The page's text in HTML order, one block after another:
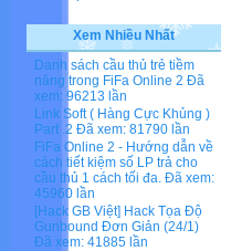
Xem Nhiều Nhất
Danh sách cầu thủ trẻ tiềm
năng trong FiFa Online 2 Đã
xem: 96213 lần
Link Soft ( Hàng Cực Khủng )
Part .2 Đã xem: 81790 lần
FiFa Online 2 - Hướng dẫn về
cách tiết kiệm số LP trả cho
cầu thủ 1 cách tối đa. Đã xem:
45960 lần
[Hack GB Việt] Hack Tọa Độ
Gunbound Đơn Giản (24/1)
Đã xem: 41885 lần